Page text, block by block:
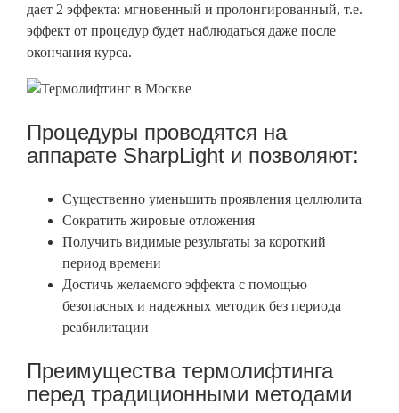
дает 2 эффекта: мгновенный и пролонгированный, т.е.
эффект от процедур будет наблюдаться даже после
окончания курса.
Процедуры проводятся на
аппарате SharpLight и позволяют:
Существенно уменьшить проявления целлюлита
Сократить жировые отложения
Получить видимые результаты за короткий
период времени
Достичь желаемого эффекта с помощью
безопасных и надежных методик без периода
реабилитации
Преимущества термолифтинга
перед традиционными методами